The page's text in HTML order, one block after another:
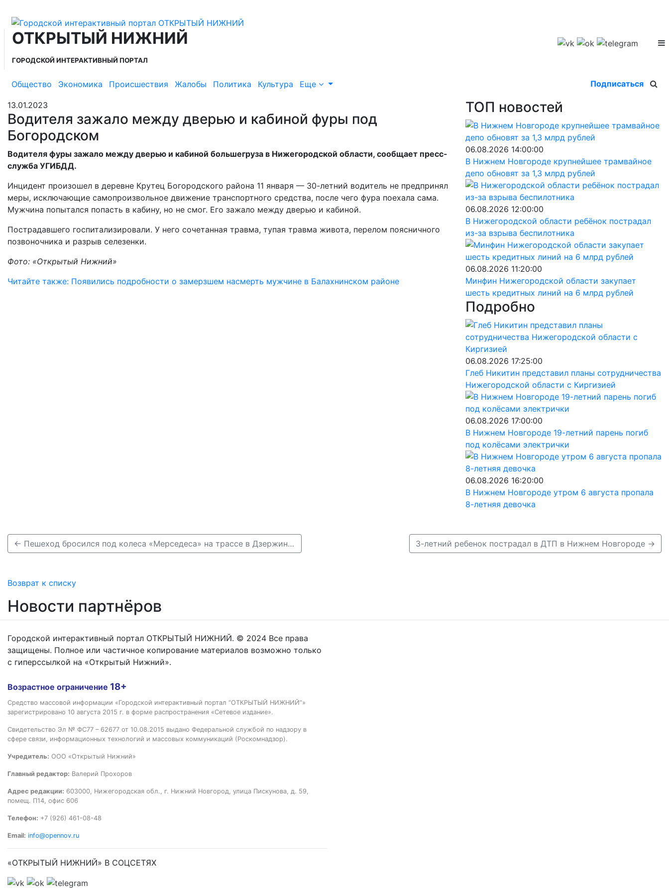
ОТКРЫТЫЙ НИЖНИЙ
ГОРОДСКОЙ ИНТЕРАКТИВНЫЙ ПОРТАЛ
Общество Экономика Происшествия Жалобы Политика Культура Еще Подписаться
13.01.2023
Водителя зажало между дверью и кабиной фуры под
Богородском
Водителя фуры зажало между дверью и кабиной большегруза в Нижегородской области, сообщает пресс-
служба УГИБДД.
Инцидент произошел в деревне Крутец Богородского района 11 января — 30-летний водитель не предпринял
меры, исключающие самопроизвольное движение транспортного средства, после чего фура поехала сама.
Мужчина попытался попасть в кабину, но не смог. Его зажало между дверью и кабиной.
Пострадавшего госпитализировали. У него сочетанная травма, тупая травма живота, перелом поясничного
позвоночника и разрыв селезенки.
Фото: «Открытый Нижний»
Читайте также: Появились подробности о замерзшем насмерть мужчине в Балахнинском районе
ТОП новостей
06.08.2026 14:00:00
В Нижнем Новгороде крупнейшее трамвайное
депо обновят за 1,3 млрд рублей
06.08.2026 12:00:00
В Нижегородской области ребёнок пострадал
из-за взрыва беспилотника
06.08.2026 11:20:00
Минфин Нижегородской области закупает
шесть кредитных линий на 6 млрд рублей
Подробно
06.08.2026 17:25:00
Глеб Никитин представил планы сотрудничества
Нижегородской области с Киргизией
06.08.2026 17:00:00
В Нижнем Новгороде 19-летний парень погиб
под колёсами электрички
06.08.2026 16:20:00
В Нижнем Новгороде утром 6 августа пропала
8-летняя девочка
← Пешеход бросился под колеса «Мерседеса» на трассе в Дзержинске и погиб 3-летний ребенок пострадал в ДТП в Нижнем Новгороде →
Возврат к списку
Новости партнёров
Городской интерактивный портал ОТКРЫТЫЙ НИЖНИЙ. © 2024 Все права
защищены. Полное или частичное копирование материалов возможно только
с гиперссылкой на «Открытый Нижний».
Возрастное ограничение 18+
Средство массовой информации «Городской интерактивный портал “ОТКРЫТЫЙ НИЖНИЙ”»
зарегистрировано 10 августа 2015 г. в форме распространения «Сетевое издание».
Свидетельство Эл № ФС77 – 62677 от 10.08.2015 выдано Федеральной службой по надзору в
сфере связи, информационных технологий и массовых коммуникаций (Роскомнадзор).
Учредитель: ООО «Открытый Нижний»
Главный редактор: Валерий Прохоров
Адрес редакции: 603000, Нижегородская обл., г. Нижний Новгород, улица Пискунова, д. 59,
помещ. П14, офис 606
Телефон: +7 (926) 461-08-48
Email: info@opennov.ru
«ОТКРЫТЫЙ НИЖНИЙ» В СОЦСЕТЯХ